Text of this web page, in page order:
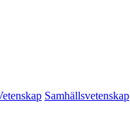
Samhällsvetenskap